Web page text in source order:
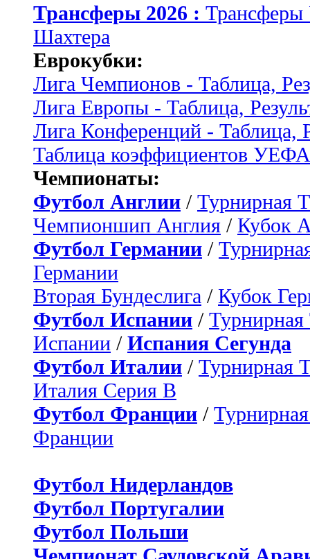
Трансферы 2026 :
Шахтера
Еврокубки:
Лига Чемпионов - Таблица,
Лига Европы - Таблица,
Лига Конференций - Таблица,
Таблица коэффициентов УЕФА
Чемпионаты:
Футбол Англии / Турнирная
Чемпионшип Англия / Кубок
Футбол Германии /
Германии
Вторая Бундеслига / Кубок
Футбол Испании / Турнирная
Испании / Испания Сегунда
Футбол Италии / Турнирная
Италия Серия B
Футбол Франции /
Франции
Футбол Нидерландов
Футбол Португалии
Футбол Польши